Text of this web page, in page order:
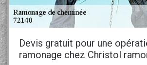
Devis gratuit pour une
ramonage chez Christol